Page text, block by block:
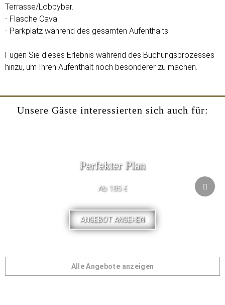
Terrasse/Lobbybar.
- Flasche Cava.
- Parkplatz während des gesamten Aufenthalts.
Fügen Sie dieses Erlebnis während des Buchungsprozesses
hinzu, um Ihren Aufenthalt noch besonderer zu machen.
Unsere Gäste interessierten sich auch für:
Perfekter Plan
Ab 185 €
ANGEBOT ANSEHEN
Alle Angebote anzeigen